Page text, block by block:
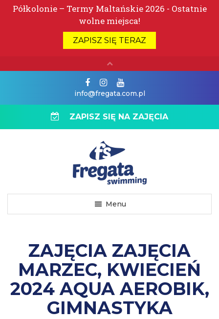
info@fregata.com.pl
ZAPISZ SIĘ NA ZAJĘCIA
Menu
ZAJĘCIA ZAJĘCIA
MARZEC, KWIECIEŃ
2024 AQUA AEROBIK,
GIMNASTYKA